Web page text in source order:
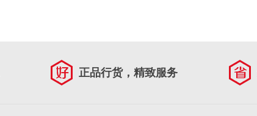
正品行货，精致服务